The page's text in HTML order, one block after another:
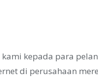
kepada para
di perusahaan